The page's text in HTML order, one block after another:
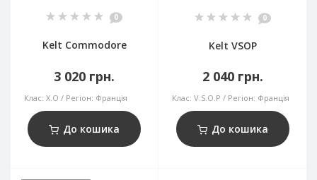
0
Kelt Commodore
3 020 грн.
Клас: X.O Регіон: Франція
До кошика
0
Kelt VSOP
2 040 грн.
Клас: V.S.O.P Регіон: Франція
До кошика